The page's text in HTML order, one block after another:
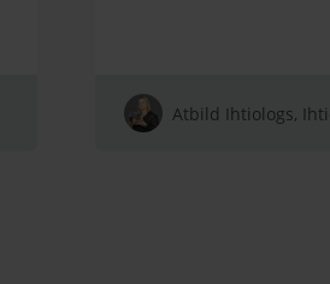
Atbild Ihtiologs,